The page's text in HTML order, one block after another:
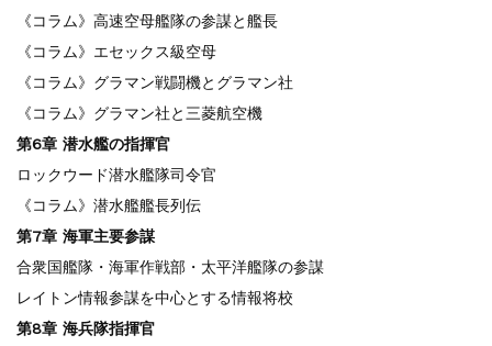
《コラム》高速空母艦隊の参謀と艦長
《コラム》エセックス級空母
《コラム》グラマン戦闘機とグラマン社
《コラム》グラマン社と三菱航空機
第6章 潜水艦の指揮官
ロックウード潜水艦隊司令官
《コラム》潜水艦艦長列伝
第7章 海軍主要参謀
合衆国艦隊・海軍作戦部・太平洋艦隊の参謀
レイトン情報参謀を中心とする情報将校
第8章 海兵隊指揮官